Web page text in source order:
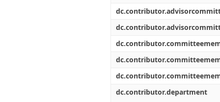
dc.contributor.department